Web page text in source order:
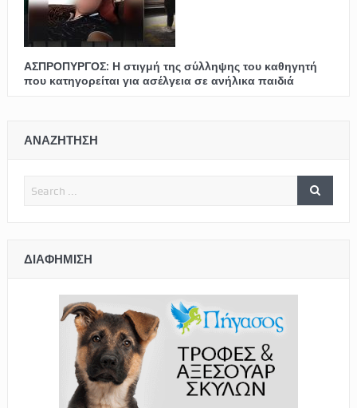
ΑΣΠΡΟΠΥΡΓΟΣ: Η στιγμή της σύλληψης του καθηγητή
που κατηγορείται για ασέλγεια σε ανήλικα παιδιά
ΑΝΑΖΗΤΗΣΗ
ΔΙΑΦΉΜΙΣΗ